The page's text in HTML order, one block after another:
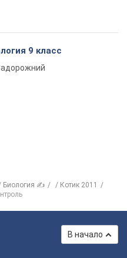
9 класс
Биология ✍
Котик 2011
В начало